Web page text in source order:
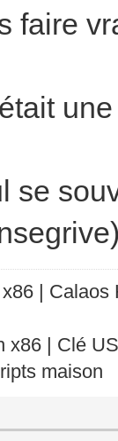
faire
se
|
x86 | Clé
maison